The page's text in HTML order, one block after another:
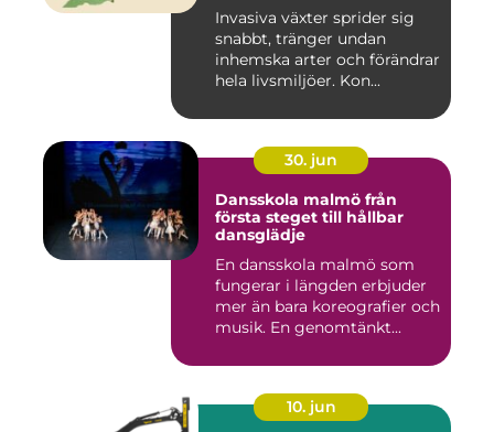
Invasiva växter sprider sig
snabbt, tränger undan
inhemska arter och förändrar
hela livsmiljöer. Kon...
30. jun
Dansskola malmö från
första steget till hållbar
dansglädje
En dansskola malmö som
fungerar i längden erbjuder
mer än bara koreografier och
musik. En genomtänkt...
10. jun